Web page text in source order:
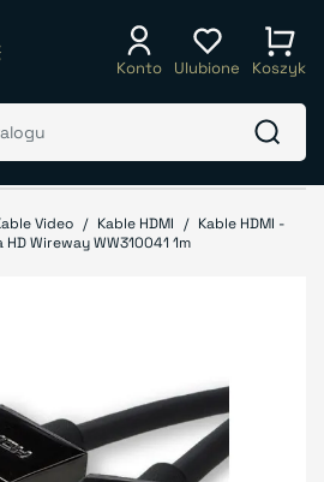
Konto Ulubione Koszyk
Video Kable HDMI
Kable HDMI -
Wireway WW310041 1m